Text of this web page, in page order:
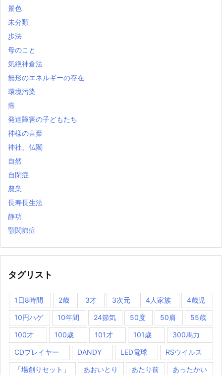
景色
未分類
歩法
母のこと
気絶神倉法
無形のエネルギーの存在
環境汚染
癌
発達障害の子どもたち
神様の言葉
神社、仏閣
自然
自閉症
農業
長寿長生法
静功
顎関節症
タグリスト
1日8時間 2歳 3才 3次元 4人家族 4歳児
10円ハゲ 10年間 24節気 50度 50肩 55歳
100才 100歳 101才 101歳 300馬力
CDプレイヤー DANDY LED電球 RSウイルス
「場創りセット」 あおいとり あたり前 あったかい